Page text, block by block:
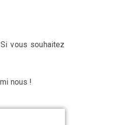
vous souhaitez
nous !